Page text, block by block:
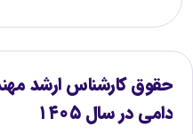
حقوق کارشناس ارشد
دامی در سال ۱۴۰۵